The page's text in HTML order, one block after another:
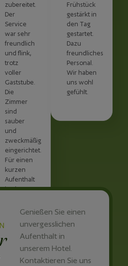
zubereitet.
Der
Service
war sehr
freundlich
und flink,
trotz
voller
Gaststube.
Die
Zimmer
sind
sauber
und
zweckmäßig
eingerichtet.
Für einen
kurzen
Aufenthalt
ist das
Frühstück
gestärkt in
den Tag
gestartet.
Dazu
freundliches
Personal.
Wir haben
uns wohl
gefühlt.
Genießen Sie einen
unvergesslichen
Aufenthalt in
unserem Hotel.
Kontaktieren Sie uns